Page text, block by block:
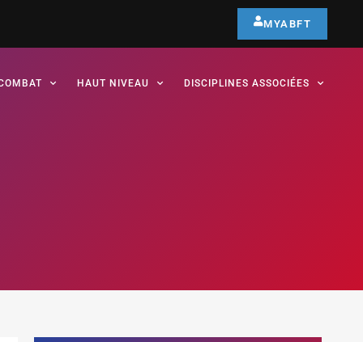
MYABFT
HAUT NIVEAU DISCIPLINES ASSOCIÉES